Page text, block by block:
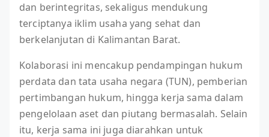
dan berintegritas, sekaligus mendukung
terciptanya iklim usaha yang sehat dan
berkelanjutan di Kalimantan Barat.
Kolaborasi ini mencakup pendampingan hukum
perdata dan tata usaha negara (TUN), pemberian
pertimbangan hukum, hingga kerja sama dalam
pengelolaan aset dan piutang bermasalah. Selain
itu, kerja sama ini juga diarahkan untuk